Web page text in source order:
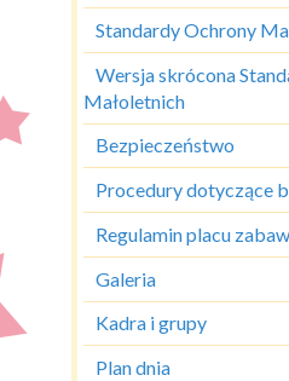
Standardy Ochrony
Wersja skrócona
Małoletnich
Bezpieczeństwo
Procedury dotyczące
Regulamin placu zabaw
Galeria
Kadra i grupy
Plan dnia